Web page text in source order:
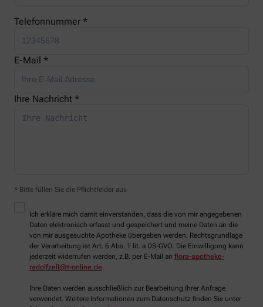
Telefonnummer *
E-Mail *
Ihre Nachricht *
* Bitte füllen Sie die Pflichtfelder aus
Ich erkläre mich damit einverstanden, dass die von mir angegebenen
Daten elektronisch erfasst und gespeichert und meine Daten an die
von mir ausgesuchte Apotheke übergeben werden. Rechtsgrundlage
der Verarbeitung ist Art. 6 Abs. 1 lit. a DS-GVO. Die Einwilligung kann
jederzeit widerrufen werden, z.B. per E-Mail an flora-apotheke-
radolfzell@t-online.de.
Ihre Daten werden ausschließlich zur Bearbeitung Ihrer Anfrage
verwendet. Weitere Informationen zum Datenschutz finden Sie unter